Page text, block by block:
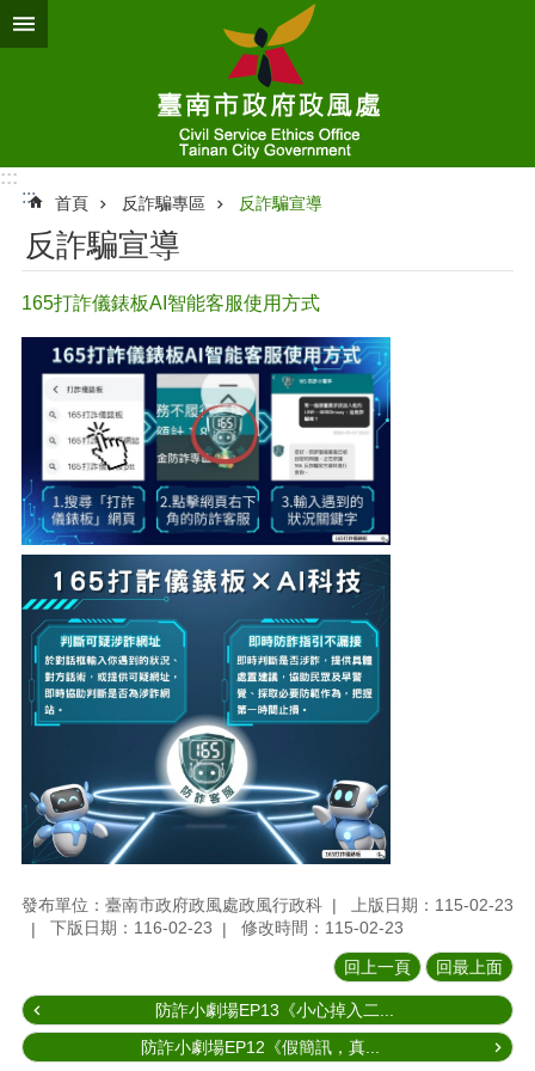
跳到主要內容區塊
:::
:::
首頁 反詐騙專區 反詐騙宣導
反詐騙宣導
165打詐儀錶板AI智能客服使用方式
發布單位：臺南市政府政風處政風行政科
上版日期：115-02-23
下版日期：116-02-23
修改時間：115-02-23
回上一頁 回最上面
防詐小劇場EP13《小心掉入二...
防詐小劇場EP12《假簡訊，真...